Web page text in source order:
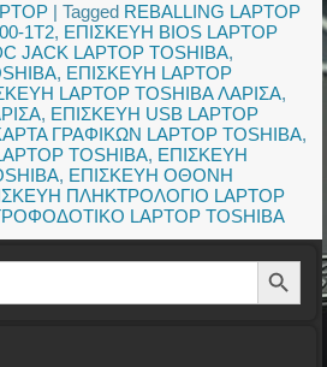
|Tagged REBALLING LAPTOP
1T2, ΕΠΙΣΚΕΥΗ BIOS LAPTOP
JACK LAPTOP TOSHIBA,
, ΕΠΙΣΚΕΥΗ LAPTOP
LAPTOP TOSHIBA ΛΑΡΙΣΑ,
, ΕΠΙΣΚΕΥΗ USB LAPTOP
ΓΡΑΦΙΚΩΝ LAPTOP TOSHIBA,
TOSHIBA, ΕΠΙΣΚΕΥΗ
, ΕΠΙΣΚΕΥΗ ΟΘΟΝΗ
ΠΛΗΚΤΡΟΛΟΓΙΟ LAPTOP
LAPTOP TOSHIBA
Search Button